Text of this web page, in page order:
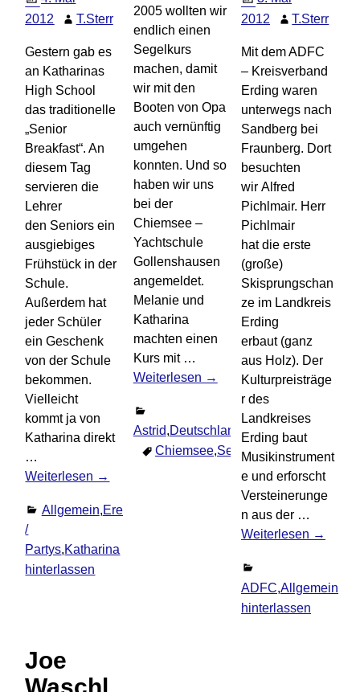
2012
T.Sterr
Gestern gab es
an Katharinas
High School
das traditionelle
„Senior
Breakfast“. An
diesem Tag
servieren die
Lehrer
den Seniors ein
ausgiebiges
Frühstück in der
Schule.
Außerdem hat
jeder Schüler
ein Geschenk
von der Schule
bekommen.
Vielleicht
kommt ja von
Katharina direkt
…
Weiterlesen →
Allgemein,Ereignisse
/
Partys,Katharina
hinterlassen
2005 wollten wir
endlich einen
Segelkurs
machen, damit
wir mit den
Booten von Opa
auch vernünftig
umgehen
konnten. Und so
haben wir uns
bei der
Chiemsee –
Yachtschule
Gollenshausen
angemeldet.
Melanie und
Katharina
machten einen
Kurs mit …
Weiterlesen →
Astrid,Deutschland ,Ereignisse,
Chiemsee,Segeln Kommentar
2012
T.Sterr
Mit dem ADFC
– Kreisverband
Erding waren
unterwegs nach
Sandberg bei
Fraunberg. Dort
besuchten
wir Alfred
Pichlmair. Herr
Pichlmair
hat die erste
(große)
Skisprungschan
ze im Landkreis
Erding
erbaut (ganz
aus Holz). Der
Kulturpreisträge
r des
Landkreises
Erding baut
Musikinstrument
e und erforscht
Versteinerunge
n aus der …
Weiterlesen →
ADFC,Allgemein
hinterlassen
Joe
Waschl